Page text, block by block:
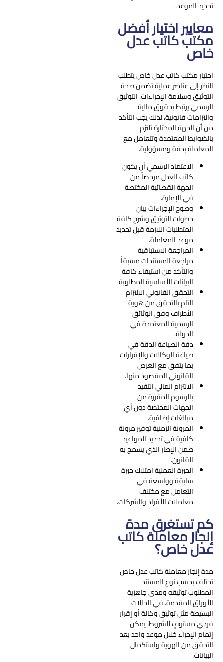
تحديد الموعد.
معايير اختيار أفضل
مكتب كاتب عدل
خاص
اختيار مكتب كاتب عدل خاص يتطلب
النظر إلى عناصر عملية تضمن صحة
التوثيق وسلامة الإجراءات. التوثيق
الرسمي يرتبط بحقوق مالية
والتزامات قانونية، لذلك يجب التأكد
من أن الجهة المختارة تلتزم
بالضوابط المعتمدة وتتعامل مع
المعاملة بدقة ومسؤولية.
الاعتماد الرسمي أن يكون
كاتب العدل مرخصاً من
الجهة القضائية المختصة
في الإمارة.
وضوح الإجراءات بيان
خطوات التوثيق وشرح كافة
المتطلبات اللازمة قبل تحديد
موعد المعاملة.
المراجعة الاستباقية
مراجعة المستندات مسبقاً
والتأكد من استيفاء كافة
البيانات الأساسية المطلوبة.
التحقق القانوني الالتزام
التام بالتحقق من هوية
الأطراف وفق الوثائق
الرسمية المعتمدة في
الدولة.
دقة الصياغة الدقة في
صياغة الوكالات والإقرارات
بما يتفق مع الغرض
القانوني المقصود منها.
الالتزام المالي التقيد
بالرسوم المقررة من
الجهات المختصة دون أي
مبالغات إضافية.
المرونة الزمنية توفير مرونة
كافية في تحديد المواعيد
ضمن الإطار الذي يسمح به
القانون.
الخبرة العملية امتلاك خبرة
سابقة وواسعة في
التعامل مع مختلف
معاملات الأفراد والشركات.
كم تستغرق مدة
إنجاز معاملة كاتب
عدل خاص؟
مدة إنجاز معاملة كاتب عدل خاص
تختلف بحسب نوع المستند
المطلوب توثيقه ومدى جاهزية
الأوراق المقدمة. في الحالات
البسيطة مثل توثيق وكالة أو إقرار
فردي مستوفٍ للشروط، يمكن
إتمام الإجراء خلال موعد واحد بعد
التحقق من الهوية واستكمال
البيانات.